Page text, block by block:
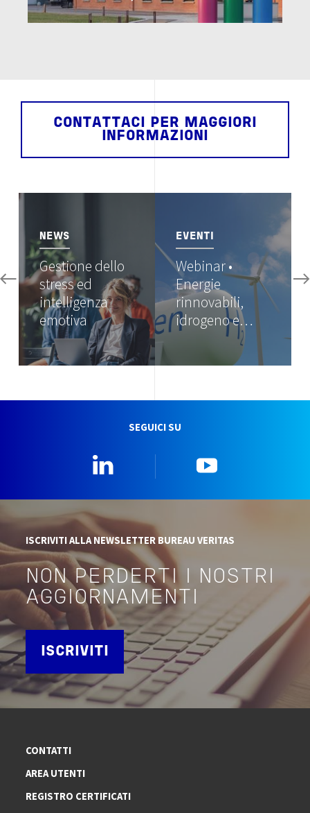
CONTATTACI PER MAGGIORI
INFORMAZIONI
Image
NEWS
Gestione dello
stress ed
intelligenza
emotiva
EVENTI
Webinar •
Energie
rinnovabili,
idrogeno e…
SEGUICI SU
ISCRIVITI ALLA NEWSLETTER BUREAU VERITAS
NON PERDERTI I NOSTRI
AGGIORNAMENTI
ISCRIVITI
CONTATTI
AREA UTENTI
REGISTRO CERTIFICATI